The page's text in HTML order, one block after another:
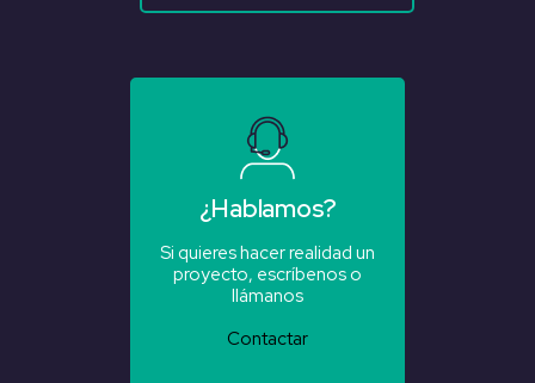
¿Hablamos?
Si quieres hacer realidad un
proyecto, escríbenos o
llámanos
Contactar